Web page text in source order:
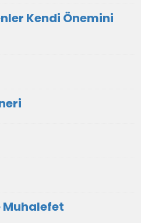
Kendi Önemini
Muhalefet